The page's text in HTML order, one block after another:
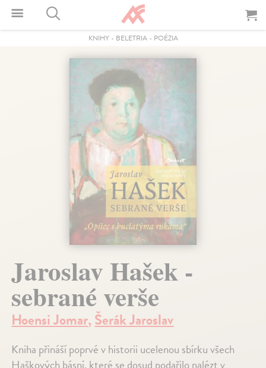
KNIHY- BELETRIA- POÉZIA
Jaroslav Hašek -
sebrané verše
Hoensi Jomar,Šerák Jaroslav
Kniha přináší poprvé v historii ucelenou sbírku všech